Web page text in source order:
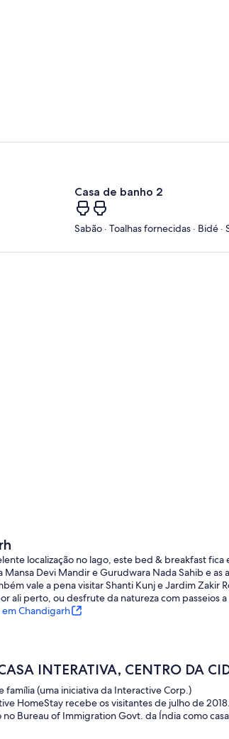
Casa de banho 2
Sabão · Toalhas fornecidas · Bidé ·
localização no lago, este bed & breakfast
Mansa Devi Mandir e Gurudwara Nada Sahib e
vale a pena visitar Shanti Kunj e Jardim Zakir
ali perto, ou desfrute da natureza com passeios a
em Chandigarh
INTERATIVA, CENTRO DA
família (uma iniciativa da Interactive Corp.)
HomeStay recebe os visitantes de julho de 2018.
no Bureau of Immigration Govt. da Índia como